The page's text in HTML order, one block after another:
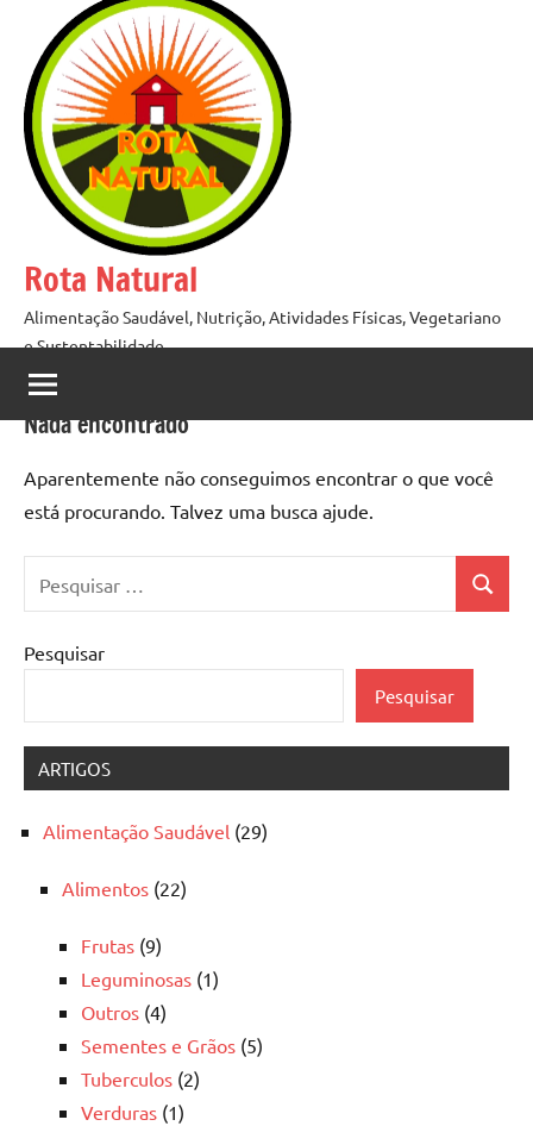
conteúdo
Rota Natural
Alimentação Saudável, Nutrição, Atividades Físicas, Vegetariano
e Sustentabilidade
Nada encontrado
Aparentemente não conseguimos encontrar o que você
está procurando. Talvez uma busca ajude.
por:
Pesquisar
Pesquisar
ARTIGOS
Alimentação Saudável (29)
Alimentos (22)
Frutas (9)
Leguminosas (1)
Outros (4)
Sementes e Grãos (5)
Tuberculos (2)
Verduras (1)